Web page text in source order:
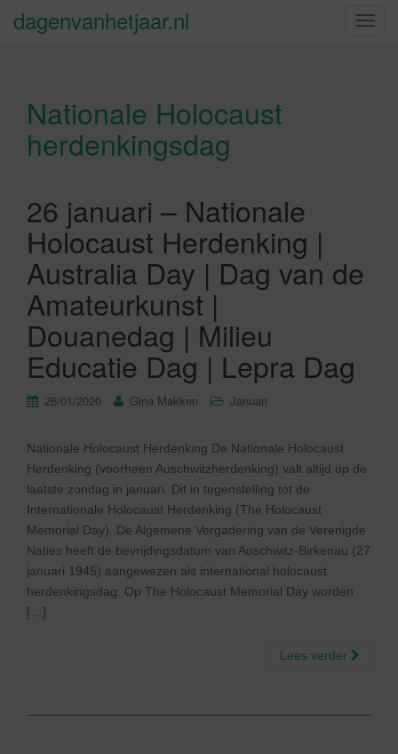
S
dagenvanhetjaar.nl
Nationale Holocaust
herdenkingsdag
26 januari – Nationale
Holocaust Herdenking |
Australia Day | Dag van de
Amateurkunst |
Douanedag | Milieu
Educatie Dag | Lepra Dag
26/01/2020 Gina Makken Januari
Nationale Holocaust Herdenking De Nationale Holocaust
Herdenking (voorheen Auschwitzherdenking) valt altijd op de
laatste zondag in januari. Dit in tegenstelling tot de
Internationale Holocaust Herdenking (The Holocaust
Memorial Day). De Algemene Vergadering van de Verenigde
Naties heeft de bevrijdingsdatum van Auschwitz-Birkenau (27
januari 1945) aangewezen als international holocaust
herdenkingsdag. Op The Holocaust Memorial Day worden
[…]
Lees verder